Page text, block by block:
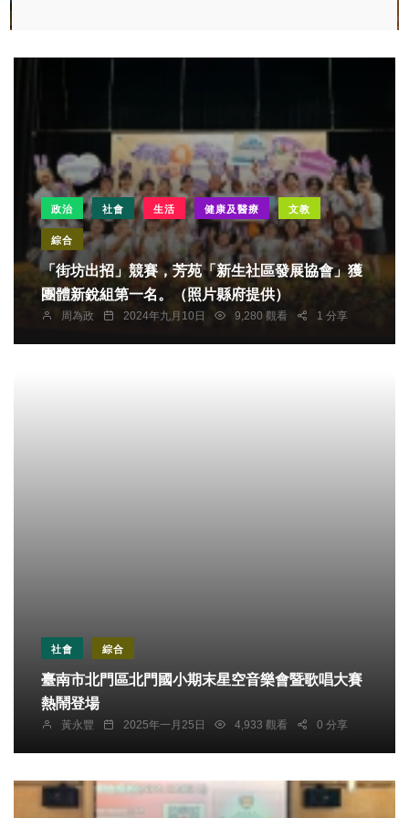
政治 社會 生活 健康及醫療 文教
綜合
「街坊出招」競賽，芳苑「新生社區發展協會」獲
團體新銳組第一名。（照片縣府提供）
周為政 2024年九月10日 9,280 觀看 1 分享
社會 綜合
臺南市北門區北門國小期末星空音樂會暨歌唱大賽
熱鬧登場
黃永豐 2025年一月25日 4,933 觀看 0 分享